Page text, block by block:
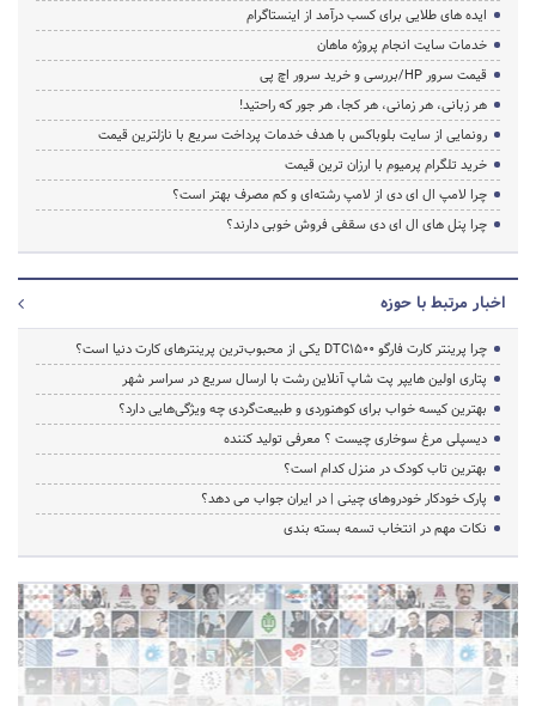
ایده های طلایی برای کسب درآمد از اینستاگرام
خدمات سایت انجام پروژه ماهان
قیمت سرور HP/بررسی و خرید سرور اچ پی
هر زبانی، هر زمانی، هر کجا، هر جور که راحتید!
رونمایی از سایت بلوباکس با هدف خدمات پرداخت سریع با نازلترین قیمت
خرید تلگرام پرمیوم با ارزان ترین قیمت
چرا لامپ ال ای دی از لامپ رشته‌ای و کم مصرف بهتر است؟
چرا پنل های ال ای دی سقفی فروش خوبی دارند؟
اخبار مرتبط با حوزه
چرا پرینتر کارت فارگو DTC1500 یکی از محبوب‌ترین پرینترهای کارت دنیا است؟
پتاری اولین هایپر پت شاپ آنلاین رشت با ارسال سریع در سراسر شهر
بهترین کیسه خواب برای کوهنوردی و طبیعت‌گردی چه ویژگی‌هایی دارد؟
دیسپلی مرغ سوخاری چیست ؟ معرفی تولید کننده
بهترین تاب کودک در منزل کدام است؟
پارک خودکار خودروهای چینی | در ایران جواب می دهد؟
نکات مهم در انتخاب تسمه بسته بندی